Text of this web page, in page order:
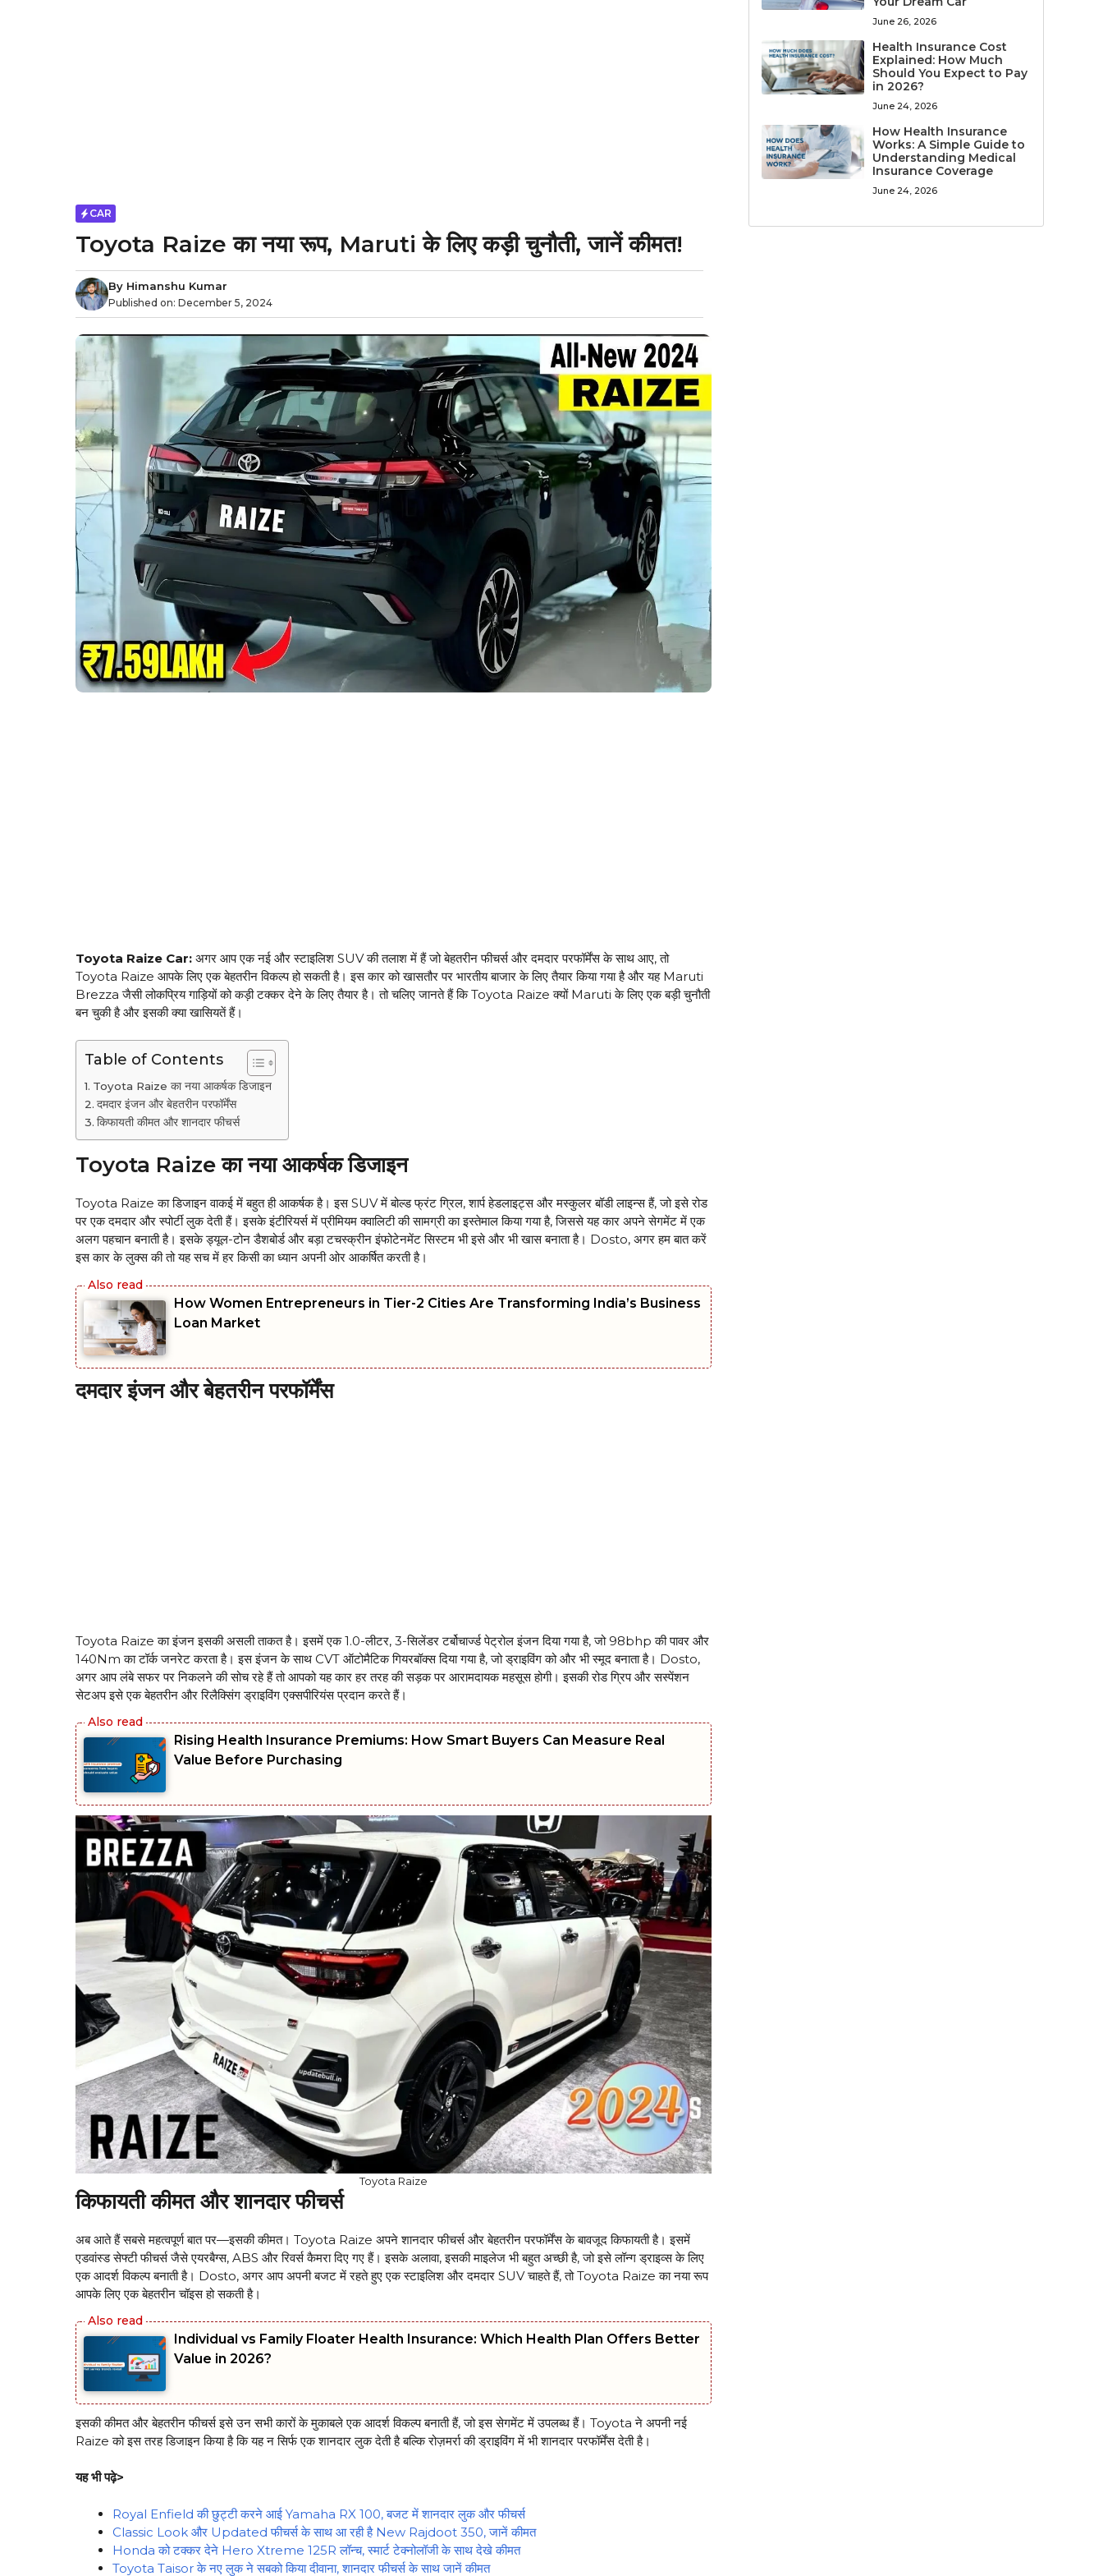
CAR
Toyota Raize का नया रूप, Maruti के लिए कड़ी चुनौती, जानें कीमत!
By Himanshu Kumar
Published on: December 5, 2024
Toyota Raize Car: अगर आप एक नई और स्टाइलिश SUV की तलाश में हैं जो बेहतरीन फीचर्स और दमदार परफॉर्मेंस के साथ आए, तो
Toyota Raize आपके लिए एक बेहतरीन विकल्प हो सकती है। इस कार को खासतौर पर भारतीय बाजार के लिए तैयार किया गया है और यह Maruti
Brezza जैसी लोकप्रिय गाड़ियों को कड़ी टक्कर देने के लिए तैयार है। तो चलिए जानते हैं कि Toyota Raize क्यों Maruti के लिए एक बड़ी चुनौती
बन चुकी है और इसकी क्या खासियतें हैं।
Table of Contents
Toyota Raize का नया आकर्षक डिजाइन
दमदार इंजन और बेहतरीन परफॉर्मेंस
किफायती कीमत और शानदार फीचर्स
Toyota Raize का नया आकर्षक डिजाइन
Toyota Raize का डिजाइन वाकई में बहुत ही आकर्षक है। इस SUV में बोल्ड फ्रंट ग्रिल, शार्प हेडलाइट्स और मस्कुलर बॉडी लाइन्स हैं, जो इसे रोड
पर एक दमदार और स्पोर्टी लुक देती हैं। इसके इंटीरियर्स में प्रीमियम क्वालिटी की सामग्री का इस्तेमाल किया गया है, जिससे यह कार अपने सेगमेंट में एक
अलग पहचान बनाती है। इसके ड्यूल-टोन डैशबोर्ड और बड़ा टचस्क्रीन इंफोटेनमेंट सिस्टम भी इसे और भी खास बनाता है। Dosto, अगर हम बात करें
इस कार के लुक्स की तो यह सच में हर किसी का ध्यान अपनी ओर आकर्षित करती है।
How Women Entrepreneurs in Tier-2 Cities Are Transforming India’s Business
Loan Market
दमदार इंजन और बेहतरीन परफॉर्मेंस
Toyota Raize का इंजन इसकी असली ताकत है। इसमें एक 1.0-लीटर, 3-सिलेंडर टर्बोचार्ज्ड पेट्रोल इंजन दिया गया है, जो 98bhp की पावर और
140Nm का टॉर्क जनरेट करता है। इस इंजन के साथ CVT ऑटोमैटिक गियरबॉक्स दिया गया है, जो ड्राइविंग को और भी स्मूद बनाता है। Dosto,
अगर आप लंबे सफर पर निकलने की सोच रहे हैं तो आपको यह कार हर तरह की सड़क पर आरामदायक महसूस होगी। इसकी रोड ग्रिप और सस्पेंशन
सेटअप इसे एक बेहतरीन और रिलैक्सिंग ड्राइविंग एक्सपीरियंस प्रदान करते हैं।
Rising Health Insurance Premiums: How Smart Buyers Can Measure Real
Value Before Purchasing
Toyota Raize
किफायती कीमत और शानदार फीचर्स
अब आते हैं सबसे महत्वपूर्ण बात पर—इसकी कीमत। Toyota Raize अपने शानदार फीचर्स और बेहतरीन परफॉर्मेंस के बावजूद किफायती है। इसमें
एडवांस्ड सेफ्टी फीचर्स जैसे एयरबैग्स, ABS और रिवर्स कैमरा दिए गए हैं। इसके अलावा, इसकी माइलेज भी बहुत अच्छी है, जो इसे लॉन्ग ड्राइव्स के लिए
एक आदर्श विकल्प बनाती है। Dosto, अगर आप अपनी बजट में रहते हुए एक स्टाइलिश और दमदार SUV चाहते हैं, तो Toyota Raize का नया रूप
आपके लिए एक बेहतरीन चॉइस हो सकती है।
Individual vs Family Floater Health Insurance: Which Health Plan Offers Better
Value in 2026?
इसकी कीमत और बेहतरीन फीचर्स इसे उन सभी कारों के मुकाबले एक आदर्श विकल्प बनाती हैं, जो इस सेगमेंट में उपलब्ध हैं। Toyota ने अपनी नई
Raize को इस तरह डिजाइन किया है कि यह न सिर्फ एक शानदार लुक देती है बल्कि रोज़मर्रा की ड्राइविंग में भी शानदार परफॉर्मेंस देती है।
यह भी पढ़े>
Royal Enfield की छुट्टी करने आई Yamaha RX 100, बजट में शानदार लुक और फीचर्स
Classic Look और Updated फीचर्स के साथ आ रही है New Rajdoot 350, जानें कीमत
Honda को टक्कर देने Hero Xtreme 125R लॉन्च, स्मार्ट टेक्नोलॉजी के साथ देखे कीमत
Toyota Taisor के नए लुक ने सबको किया दीवाना, शानदार फीचर्स के साथ जानें कीमत
June 26, 2026
Health Insurance Cost
Explained: How Much
Should You Expect to Pay
in 2026?
June 24, 2026
How Health Insurance
Works: A Simple Guide to
Understanding Medical
Insurance Coverage
June 24, 2026